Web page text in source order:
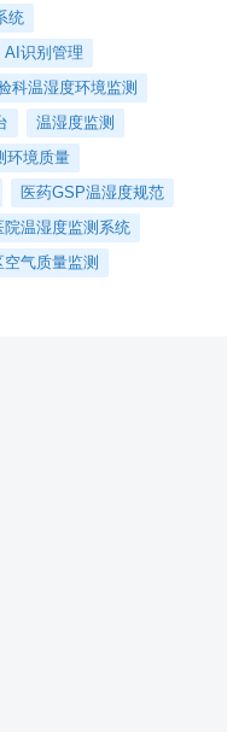
统
AI识别管理
科温湿度环境监测
温湿度监测
环境质量
医药GSP温湿度规范
院温湿度监测系统
空气质量监测